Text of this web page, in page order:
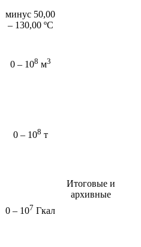
минус 50,00
– 130,00 ºC
0 – 108 м3
Итоговые и
архивные
0 – 108 т
0 – 107 Гкал